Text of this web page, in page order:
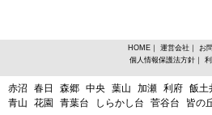
宮城県宮城郡利府町飯土井からス
赤沼 春日 森郷 中央 葉山 加瀬 利府 飯土
青山
花園 青葉台 しらかし台 菅谷台 皆の
HOME｜ 運営会社 ｜
お
個人情報保護法方針｜